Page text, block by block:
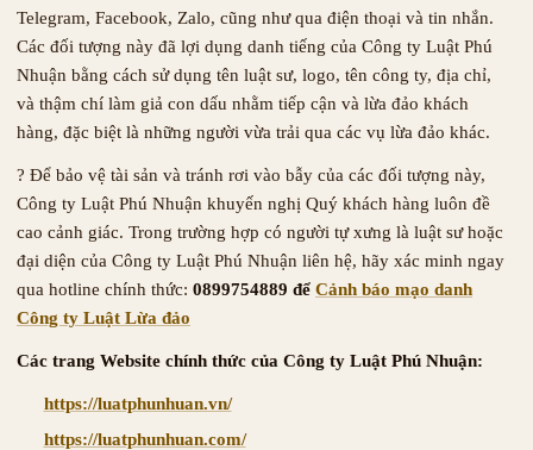
Telegram, Facebook, Zalo, cũng như qua điện thoại và tin nhắn.
Các đối tượng này đã lợi dụng danh tiếng của Công ty Luật Phú
Nhuận bằng cách sử dụng tên luật sư, logo, tên công ty, địa chỉ,
và thậm chí làm giả con dấu nhằm tiếp cận và lừa đảo khách
hàng, đặc biệt là những người vừa trải qua các vụ lừa đảo khác.
? Để bảo vệ tài sản và tránh rơi vào bẫy của các đối tượng này,
Công ty Luật Phú Nhuận khuyến nghị Quý khách hàng luôn đề
cao cảnh giác. Trong trường hợp có người tự xưng là luật sư hoặc
đại diện của Công ty Luật Phú Nhuận liên hệ, hãy xác minh ngay
qua hotline chính thức: 0899754889 để Cảnh báo mạo danh
Công ty Luật Lừa đảo
Các trang Website chính thức của Công ty Luật Phú Nhuận:
https://luatphunhuan.vn/
https://luatphunhuan.com/